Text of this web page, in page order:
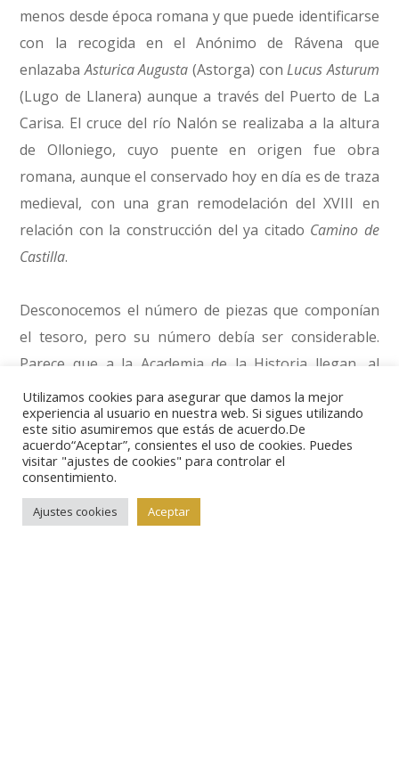
menos desde época romana y que puede identificarse
con la recogida en el Anónimo de Rávena que
enlazabaAsturica Augusta (Astorga) conLucus Asturum
(Lugo de Llanera) aunque a través del Puerto de La
Carisa. El cruce del río Nalón se realizaba a la altura
de Olloniego, cuyo puente en origen fue obra
romana, aunque el conservado hoy en día es de traza
medieval, con una gran remodelación del XVIII en
relación con la construcción del ya citado Camino de
Castilla.
Desconocemos el número de piezas que componían
el tesoro, pero su número debía ser considerable.
Parece que a la Academia de la Historia llegan, al
menos, dieciocho monedas, de tres envíos diferentes,
aunque dado el tiempo transcurrido y los avatares
sufridos por el monetario, resulta prácticamente
imposible saber si los ejemplares conservados con
esos tipos pertenecen o no al tesoro de Manzaneda.
Además, las monedas de las que se da noticia son
Utilizamos cookies para asegurar que damos la mejor
experiencia al usuario en nuestra web. Si sigues utilizando
este sitio asumiremos que estás de acuerdo.De
acuerdo“Aceptar”, consientes el uso de cookies. Puedes
visitar "ajustes de cookies" para controlar el
consentimiento.
Ajustes cookies Aceptar